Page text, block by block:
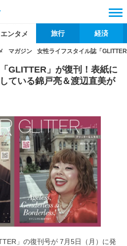
エンタメ 旅行 経済
マガジン 女性ライフスタイル誌「
GLITTER」が復刊！表紙に
ている錦戸亮＆渡辺直美が
」の復刊号が 7月5日（月）に発